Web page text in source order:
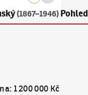
(1867–1946)
: 1 200 000 Kč